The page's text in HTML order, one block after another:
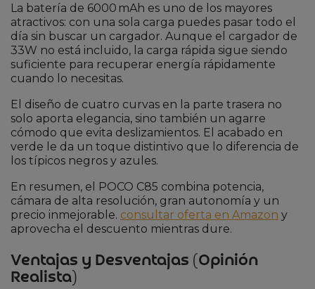
La batería de 6000 mAh es uno de los mayores
atractivos: con una sola carga puedes pasar todo el
día sin buscar un cargador. Aunque el cargador de
33W no está incluido, la carga rápida sigue siendo
suficiente para recuperar energía rápidamente
cuando lo necesitas.
El diseño de cuatro curvas en la parte trasera no
solo aporta elegancia, sino también un agarre
cómodo que evita deslizamientos. El acabado en
verde le da un toque distintivo que lo diferencia de
los típicos negros y azules.
En resumen, el POCO C85 combina potencia,
cámara de alta resolución, gran autonomía y un
precio inmejorable. consultar oferta en Amazon y
aprovecha el descuento mientras dure.
Ventajas y Desventajas (Opinión
Realista)